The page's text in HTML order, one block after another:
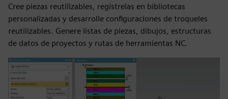
Cree piezas reutilizables, regístrelas en bibliotecas
personalizadas y desarrolle configuraciones de troqueles
reutilizables. Genere listas de piezas, dibujos, estructuras
de datos de proyectos y rutas de herramientas NC.